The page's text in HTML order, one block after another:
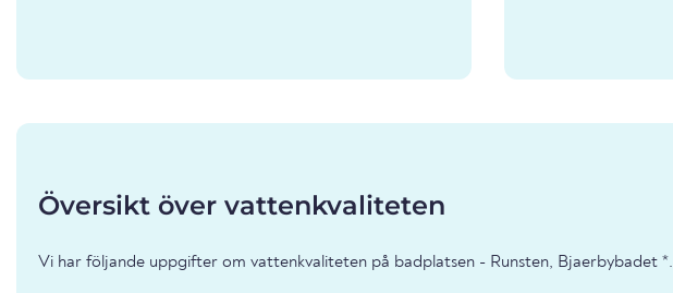
Översikt över vattenkvaliteten
Vi har följande uppgifter om vattenkvaliteten på badplatsen - Runsten, Bjaerbybadet *.